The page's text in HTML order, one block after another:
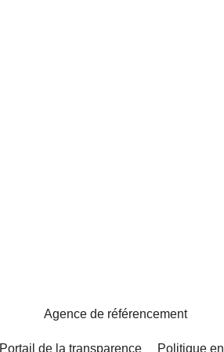
Agence de référencement
Portail de la transparence Politique en